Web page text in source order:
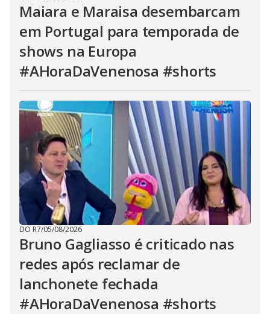
Maiara e Maraisa desembarcam
em Portugal para temporada de
shows na Europa
#AHoraDaVenenosa #shorts
DO R7/05/08/2026
Bruno Gagliasso é criticado nas
redes após reclamar de
lanchonete fechada
#AHoraDaVenenosa #shorts